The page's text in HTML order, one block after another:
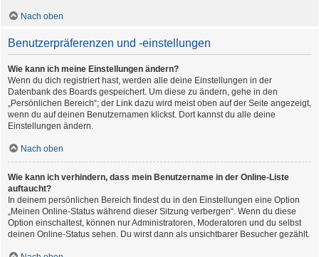
Nach oben
Benutzerpräferenzen und -einstellungen
Wie kann ich meine Einstellungen ändern?
Wenn du dich registriert hast, werden alle deine Einstellungen in der
Datenbank des Boards gespeichert. Um diese zu ändern, gehe in den
„Persönlichen Bereich“; der Link dazu wird meist oben auf der Seite angezeigt,
wenn du auf deinen Benutzernamen klickst. Dort kannst du alle deine
Einstellungen ändern.
Nach oben
Wie kann ich verhindern, dass mein Benutzername in der Online-Liste
auftaucht?
In deinem persönlichen Bereich findest du in den Einstellungen eine Option
„Meinen Online-Status während dieser Sitzung verbergen“. Wenn du diese
Option einschaltest, können nur Administratoren, Moderatoren und du selbst
deinen Online-Status sehen. Du wirst dann als unsichtbarer Besucher gezählt.